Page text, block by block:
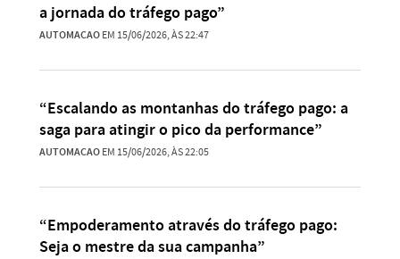
a jornada do tráfego pago”
AUTOMACAOEM 15/06/2026, ÀS 22:47
“Escalando as montanhas do tráfego pago: a
saga para atingir o pico da performance”
AUTOMACAOEM 15/06/2026, ÀS 22:05
“Empoderamento através do tráfego pago:
Seja o mestre da sua campanha”